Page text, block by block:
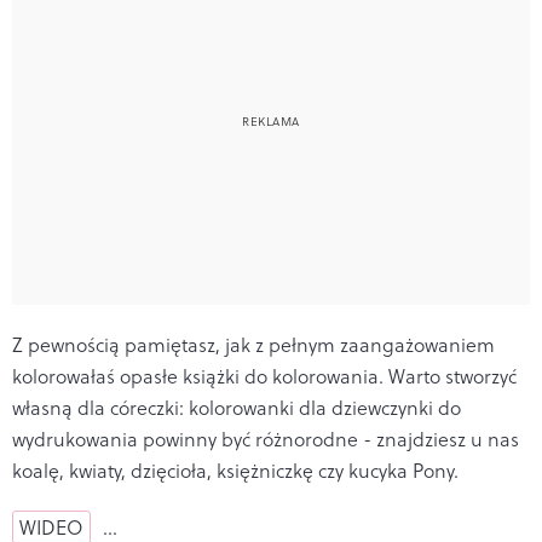
Z pewnością pamiętasz, jak z pełnym zaangażowaniem
kolorowałaś opasłe książki do kolorowania. Warto stworzyć
własną dla córeczki: kolorowanki dla dziewczynki do
wydrukowania powinny być różnorodne - znajdziesz u nas
koalę, kwiaty, dzięcioła, księżniczkę czy kucyka Pony.
WIDEO …